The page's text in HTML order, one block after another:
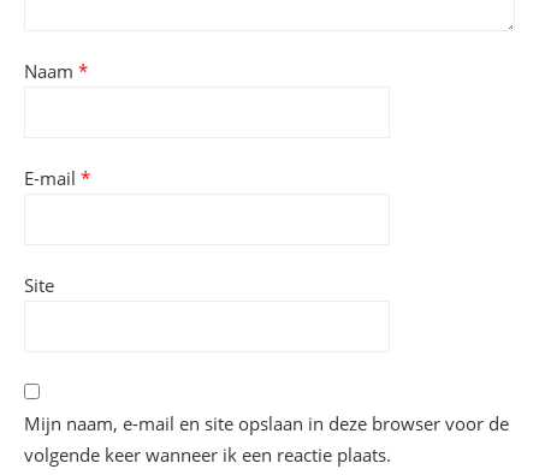
Naam *
E-mail *
Site
Mijn naam, e-mail en site opslaan in deze browser voor de
volgende keer wanneer ik een reactie plaats.